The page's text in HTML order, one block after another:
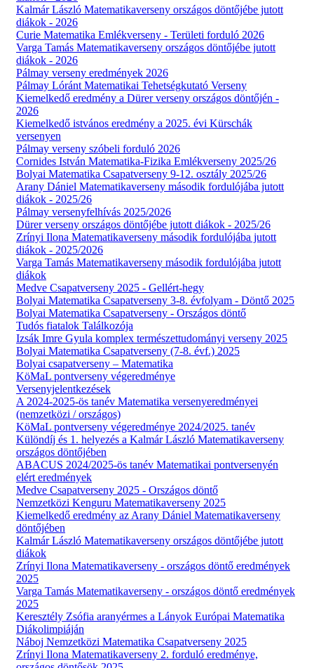
Kalmár László Matematikaverseny országos döntőjébe jutott
diákok - 2026
Curie Matematika Emlékverseny - Területi forduló 2026
Varga Tamás Matematikaverseny országos döntőjébe jutott
diákok - 2026
Pálmay verseny eredmények 2026
Pálmay Lóránt Matematikai Tehetségkutató Verseny
Kiemelkedő eredmény a Dürer verseny országos döntőjén -
2026
Kiemelkedő istvános eredmény a 2025. évi Kürschák
versenyen
Pálmay verseny szóbeli forduló 2026
Cornides István Matematika-Fizika Emlékverseny 2025/26
Bolyai Matematika Csapatverseny 9-12. osztály 2025/26
Arany Dániel Matematikaverseny második fordulójába jutott
diákok - 2025/26
Pálmay versenyfelhívás 2025/2026
Dürer verseny országos döntőjébe jutott diákok - 2025/26
Zrínyi Ilona Matematikaverseny második fordulójába jutott
diákok - 2025/2026
Varga Tamás Matematikaverseny második fordulójába jutott
diákok
Medve Csapatverseny 2025 - Gellért-hegy
Bolyai Matematika Csapatverseny 3-8. évfolyam - Döntő 2025
Bolyai Matematika Csapatverseny - Országos döntő
Tudós fiatalok Találkozója
Izsák Imre Gyula komplex természettudományi verseny 2025
Bolyai Matematika Csapatverseny (7-8. évf.) 2025
Bolyai csapatverseny – Matematika
KöMaL pontverseny végeredménye
Versenyjelentkezések
A 2024-2025-ös tanév Matematika versenyeredményei
(nemzetközi / országos)
KöMaL pontverseny végeredménye 2024/2025. tanév
Különdíj és 1. helyezés a Kalmár László Matematikaverseny
országos döntőjében
ABACUS 2024/2025-ös tanév Matematikai pontversenyén
elért eredmények
Medve Csapatverseny 2025 - Országos döntő
Nemzetközi Kenguru Matematikaverseny 2025
Kiemelkedő eredmény az Arany Dániel Matematikaverseny
döntőjében
Kalmár László Matematikaverseny országos döntőjébe jutott
diákok
Zrínyi Ilona Matematikaverseny - országos döntő eredmények
2025
Varga Tamás Matematikaverseny - országos döntő eredmények
2025
Keresztély Zsófia aranyérmes a Lányok Európai Matematika
Diákolimpiáján
Náboj Nemzetközi Matematika Csapatverseny 2025
Zrínyi Ilona Matematikaverseny 2. forduló eredménye,